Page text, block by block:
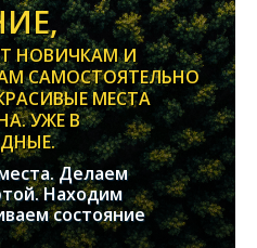
НОВИЧКАМ И
САМОСТОЯТЕЛЬНО
МЕСТА
УЖЕ В
Делаем
Находим
состояние